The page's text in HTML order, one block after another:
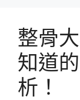
整骨
知道
析！